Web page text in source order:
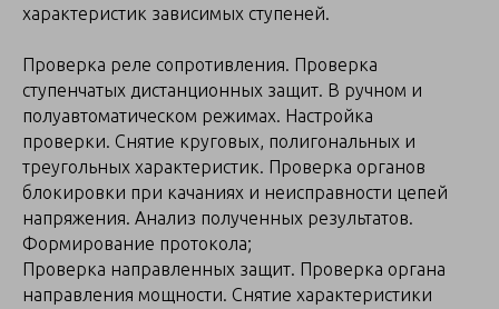
характеристик зависимых ступеней.
Проверка реле сопротивления. Проверка
ступенчатых дистанционных защит. В ручном и
полуавтоматическом режимах. Настройка
проверки. Снятие круговых, полигональных и
треугольных характеристик. Проверка органов
блокировки при качаниях и неисправности цепей
напряжения. Анализ полученных результатов.
Формирование протокола;
Проверка направленных защит. Проверка органа
направления мощности. Снятие характеристики